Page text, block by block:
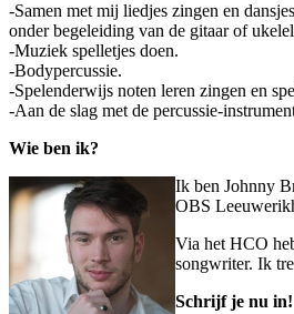
-Samen met mij liedjes zingen en
onder begeleiding van de gitaar of
-Muziek spelletjes doen.
-Bodypercussie.
-Spelenderwijs noten leren zingen en
-Aan de slag met de percussie-
Wie ben ik?
Ik ben Johnny
OBS
Via het HCO
songwriter. Ik
Schrijf je nu in!